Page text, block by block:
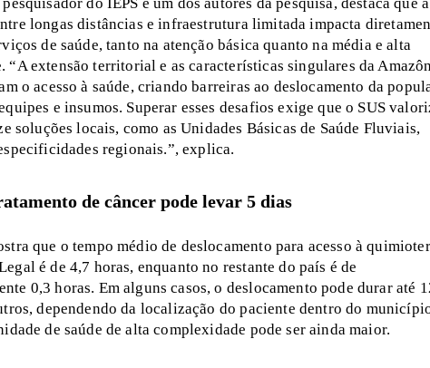
longas distâncias e infraestrutura limitada impacta
de saúde, tanto na atenção básica quanto na média e alta
“A extensão territorial e as características singulares da
o acesso à saúde, criando barreiras ao deslocamento da
e insumos. Superar esses desafios exige que o SUS
soluções locais, como as Unidades Básicas de Saúde Fluviais,
regionais.”, explica.
de câncer pode levar 5 dias
que o tempo médio de deslocamento para acesso à
é de 4,7 horas, enquanto no restante do país é de
0,3 horas. Em alguns casos, o deslocamento pode durar até
dependendo da localização do paciente dentro do
de saúde de alta complexidade pode ser ainda maior.